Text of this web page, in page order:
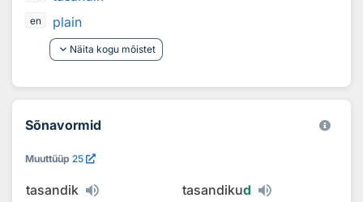
en
plain
keyboard_arrow_down Näita kogu mõistet
Sõnavormid
Muuttüüp 25
tasandik tasandikud